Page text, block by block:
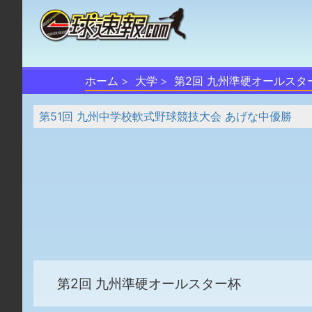
ホーム 大学 第2回 九州準硬オールスタ
第51回 九州中学校軟式野球競技大会 あげな中優勝
第2回 九州準硬オールスター杯